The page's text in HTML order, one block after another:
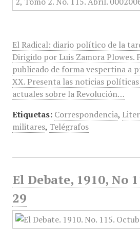
El Radical: diario político de la
Dirigido por Luis Zamora
publicado de forma vespertina a
XX. Presenta las noticias
actuales sobre la Revolución…
Etiquetas: Correspondencia,
militares, Telégrafos
El Debate, 1910, No
29